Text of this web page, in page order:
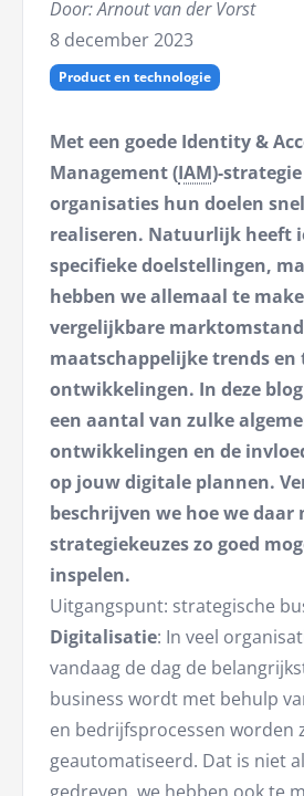
Door: Arnout van der Vorst
8 december 2023
Product en technologie
Met een goede Identity &
Management (IAM)-
organisaties hun doelen
realiseren. Natuurlijk heeft
specifieke doelstellingen,
hebben we allemaal te
vergelijkbare
maatschappelijke trends en
ontwikkelingen. In deze
een aantal van zulke
ontwikkelingen en de
op jouw digitale plannen.
beschrijven we hoe we daar
strategiekeuzes zo goed
inspelen.
Uitgangspunt: strategische
Digitalisatie: In veel
vandaag de dag de
business wordt met behulp
en bedrijfsprocessen worden
geautomatiseerd. Dat is niet